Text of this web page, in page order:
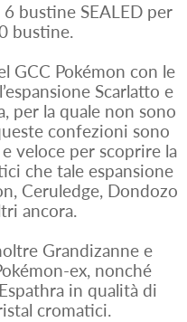
bustine SEALED per
bustine.
GCC Pokémon con le
Scarlatto e
per la quale non sono
confezioni sono
veloce per scoprire la
che tale espansione
Ceruledge, Dondozo
ancora.
Grandizanne e
ex, nonché
in qualità di
cromatici.